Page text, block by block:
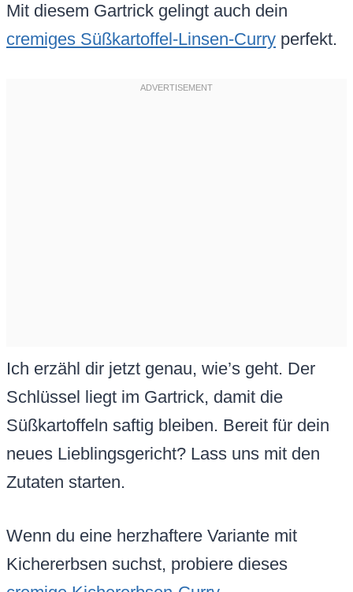
Mit diesem Gartrick gelingt auch dein
cremiges Süßkartoffel-Linsen-Curry perfekt.
Ich erzähl dir jetzt genau, wie’s geht. Der
Schlüssel liegt im Gartrick, damit die
Süßkartoffeln saftig bleiben. Bereit für dein
neues Lieblingsgericht? Lass uns mit den
Zutaten starten.
Wenn du eine herzhaftere Variante mit
Kichererbsen suchst, probiere dieses